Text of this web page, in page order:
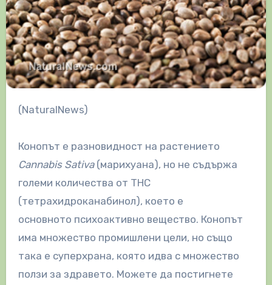
(NaturalNews)
Конопът е разновидност на растението
Cannabis Sativa(марихуана), но не съдържа
големи количества от THC
(тетрахидроканабинол), което е
основното психоактивно вещество. Конопът
има множество промишлени цели, но също
така е суперхрана, която идва с множество
ползи за здравето. Можете да постигнете